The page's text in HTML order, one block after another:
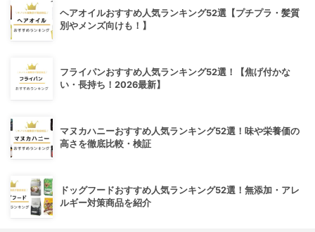
ヘアオイルおすすめ人気ランキング52選【プチプラ・髪質
別やメンズ向けも！】
フライパンおすすめ人気ランキング52選！【焦げ付かな
い・長持ち！2026最新】
マヌカハニーおすすめ人気ランキング52選！味や栄養価の
高さを徹底比較・検証
ドッグフードおすすめ人気ランキング52選！無添加・アレ
ルギー対策商品を紹介